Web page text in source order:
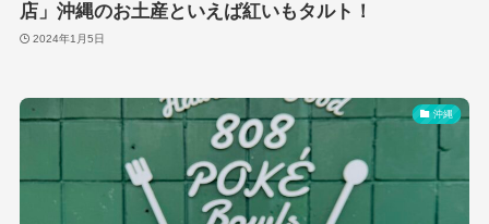
店」沖縄のお土産といえば紅いもタルト！
2024年1月5日
沖縄